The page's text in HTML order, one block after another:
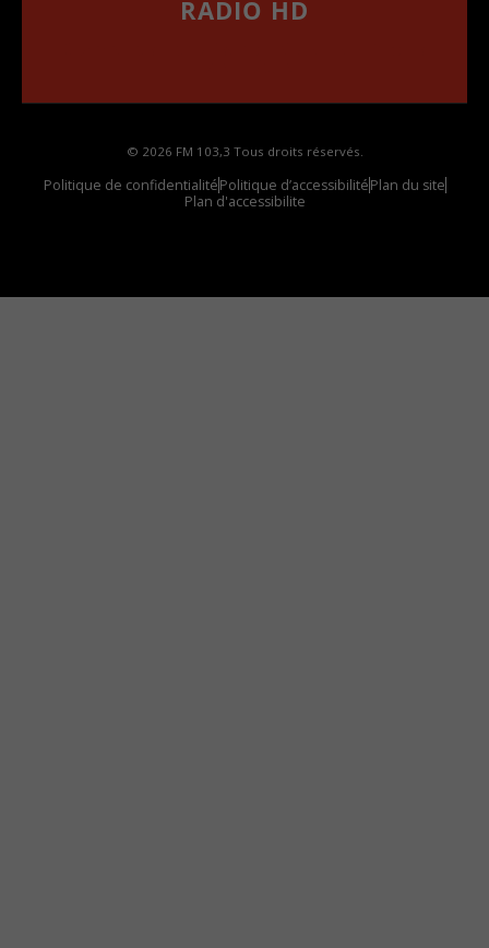
RADIO HD
© 2026 FM 103,3 Tous droits réservés.
Politique de confidentialitéPolitique d’accessibilitéPlan du site
Plan d'accessibilite